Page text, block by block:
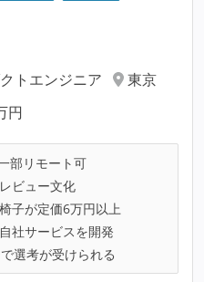
トエンジニア
東京
円
部リモート可
ビュー文化
椅子が定価6万円以上
自社サービスを開発
選考が受けられる